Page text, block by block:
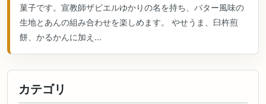
菓子です。宣教師ザビエルゆかりの名を持ち、バター風味の
生地とあんの組み合わせを楽しめます。 やせうま、臼杵煎
餅、かるかんに加え...
カテゴリ